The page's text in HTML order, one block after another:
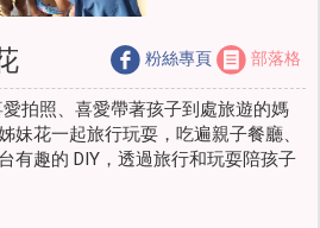
粉絲專頁 部落格
拍照、喜愛帶著孩子到處旅遊的媽
妹花一起旅行玩耍，吃遍親子餐廳、
有趣的 DIY，透過旅行和玩耍陪孩子